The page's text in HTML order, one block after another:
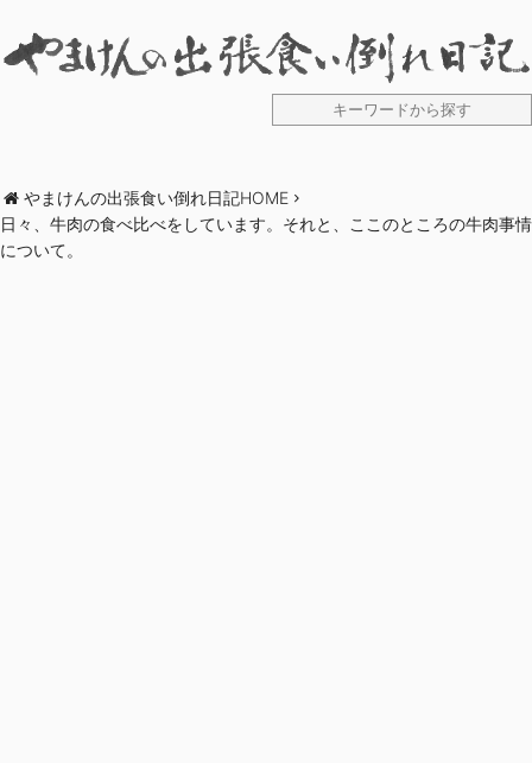
やまけんの出張食い倒れ日記HOME
日々、牛肉の食べ比べをしています。それと、ここのところの牛肉事情
について。